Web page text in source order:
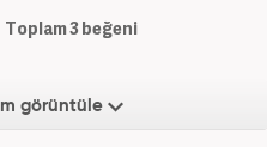
Toplam3beğeni
görüntüle